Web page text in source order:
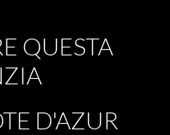
QUESTA
D'AZUR